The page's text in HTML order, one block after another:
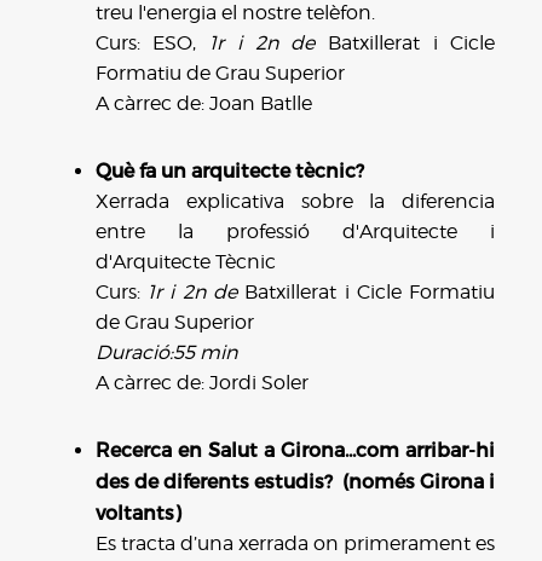
treu l'energia el nostre telèfon.
Curs: ESO,
1r i 2n de Batxillerat i Cicle
Formatiu de Grau Superior
A càrrec de: Joan Batlle
Què fa un arquitecte tècnic?
Xerrada explicativa sobre la diferencia
entre la professió d'Arquitecte i
d'Arquitecte Tècnic
Curs: 1r i 2n de Batxillerat i Cicle Formatiu
de Grau Superior
Duració:55 min
A càrrec de: Jordi Soler
Recerca en Salut a Girona...com arribar-hi
des de diferents estudis? (només Girona i
voltants)
Es tracta d’una xerrada on primerament es